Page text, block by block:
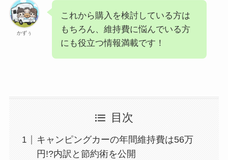
かずぅ
これから購入を検討している方は
もちろん、維持費に悩んでいる方
にも役立つ情報満載です！
目次
キャンピングカーの年間維持費は56万
円!?内訳と節約術を公開